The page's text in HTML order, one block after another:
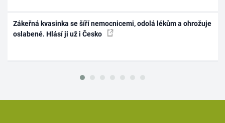
Zákeřná kvasinka se šíří nemocnicemi, odolá lékům a ohrožuje
oslabené. Hlásí ji už i Česko